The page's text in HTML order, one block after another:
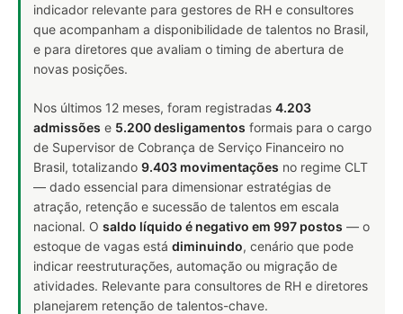
indicador relevante para gestores de RH e consultores
que acompanham a disponibilidade de talentos no Brasil,
e para diretores que avaliam o timing de abertura de
novas posições.
Nos últimos 12 meses, foram registradas 4.203
admissões e 5.200 desligamentos formais para o cargo
de Supervisor de Cobrança de Serviço Financeiro no
Brasil, totalizando 9.403 movimentações no regime CLT
— dado essencial para dimensionar estratégias de
atração, retenção e sucessão de talentos em escala
nacional. O saldo líquido é negativo em 997 postos — o
estoque de vagas está diminuindo, cenário que pode
indicar reestruturações, automação ou migração de
atividades. Relevante para consultores de RH e diretores
planejarem retenção de talentos-chave.